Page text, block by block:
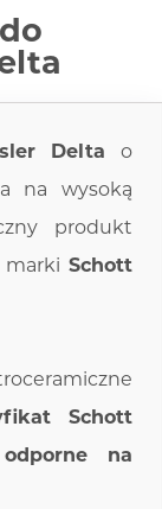
Delta o
na wysoką
produkt
marki Schott
Schott
na